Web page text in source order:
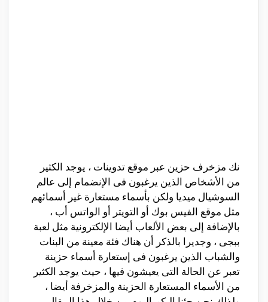
نك مزخرف حزين عبر موقع تدوينات ، يوجد الكثير
من الأشخاص الذين يرغبون فى الإنضمام إلى عالم
السوشيال ميديا ولكن بأسماء مستعارة غير أسمائهم
مثل موقع الفيس بوك أو التويتر أو الواتس أب ،
بالإضافة إلى بعض الألعاب أيضا الإلكترونية مثل لعبة
ببجى ، وجديرا بالذكر أن هناك فئة معينة من البنات
والشباب الذين يرغبون فى إستعارة أسماء حزينة
تعبر عن الحالة التى يعيشون فيها ، حيث يوجد الكثير
من الأسماء المستعارة الحزينة والمزخرفة أيضا ،